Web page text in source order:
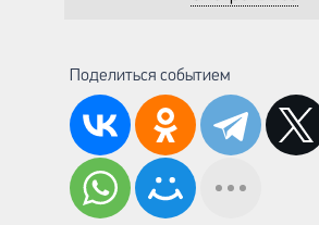
Поделиться событием